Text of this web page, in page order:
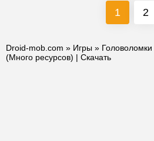
1 2
Droid-mob.com » Игры » Головоломки
(Много ресурсов) | Скачать